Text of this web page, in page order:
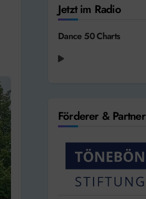
Jetzt im Radio
Dance 50 Charts
Förderer & Partner